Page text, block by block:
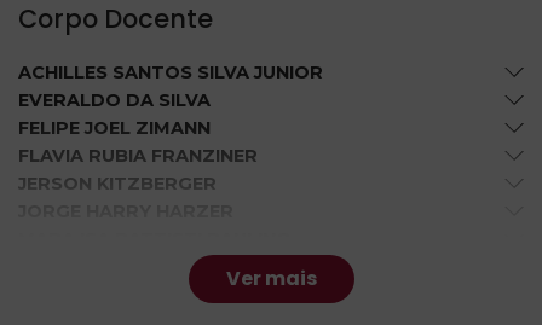
Corpo Docente
ACHILLES SANTOS SILVA JUNIOR
EVERALDO DA SILVA
FELIPE JOEL ZIMANN
FLAVIA RUBIA FRANZINER
JERSON KITZBERGER
MARIO CLEITON STEPHANI
VANDERLEIA KONS
Ver mais